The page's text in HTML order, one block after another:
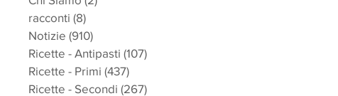
racconti (8)
Notizie (910)
Ricette - Antipasti (107)
Ricette - Primi (437)
Ricette - Secondi (267)